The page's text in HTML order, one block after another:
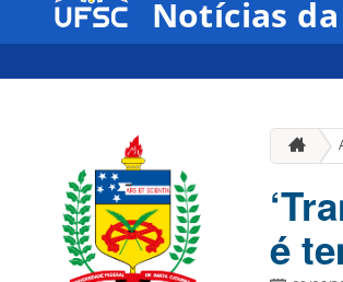
Notícias da
é